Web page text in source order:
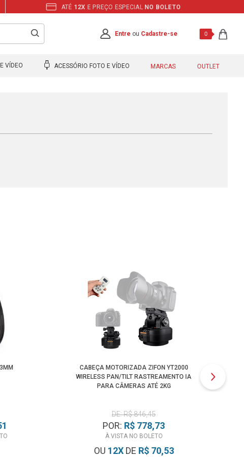
ATÉ 12X E PREÇO ESPECIAL NO BOLETO
Entre ou Cadastre-se 0
VÍDEO ACESSÓRIO FOTO E VÍDEO MARCAS OUTLET
CABEÇA MOTORIZADA ZIFON YT2000
WIRELESS PAN/TILT RASTREAMENTO IA
PARA CÂMERAS ATÉ 2KG
DE: R$ 846,45
POR: R$ 778,73
À VISTA NO BOLETO
OU 12XDE R$ 70,53